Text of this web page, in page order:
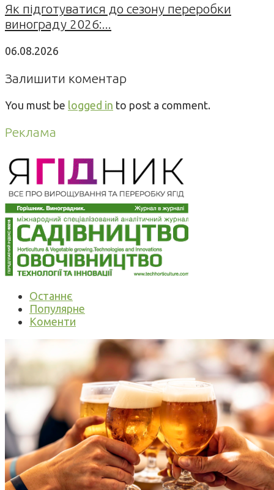
Як підготуватися до сезону переробки
винограду 2026:...
06.08.2026
Залишити коментар
You must be logged in to post a comment.
Реклама
Останнє
Популярне
Коменти